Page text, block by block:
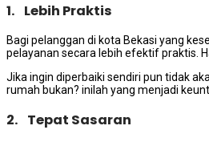
1. Lebih Praktis
Bagi pelanggan di kota Bekasi yang
pelayanan secara lebih efektif praktis.
Jika ingin diperbaiki sendiri pun tidak
rumah bukan? inilah yang menjadi
2. Tepat Sasaran